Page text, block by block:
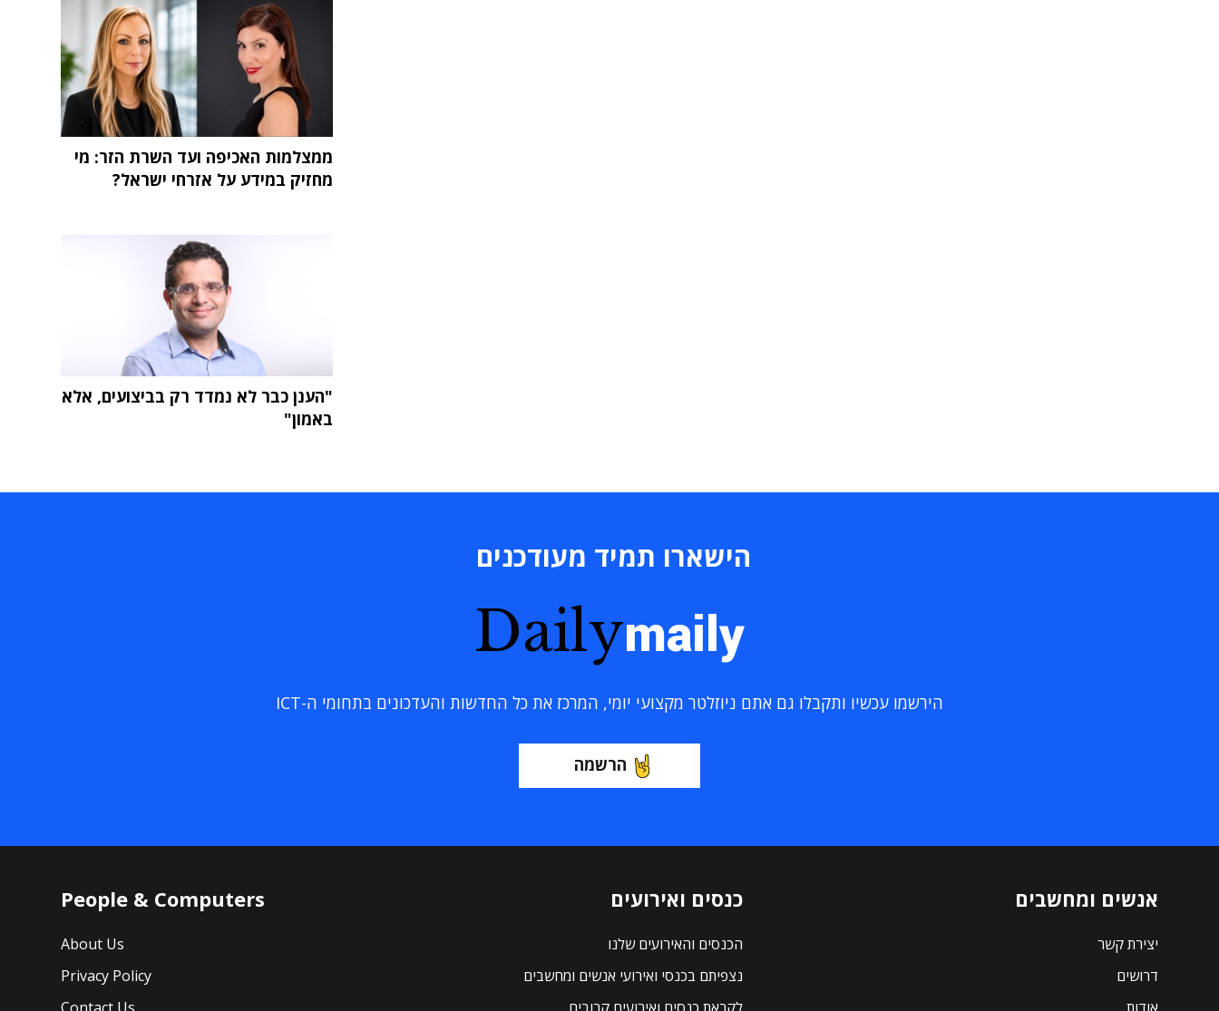
ממצלמות האכיפה ועד השרת הזר: מי
מחזיק במידע על אזרחי ישראל?
"הענן כבר לא נמדד רק בביצועים, אלא
באמון"
הישארו תמיד מעודכנים
Dailymaily
הירשמו עכשיו ותקבלו גם אתם ניוזלטר מקצועי יומי, המרכז את כל החדשות והעדכונים בתחומי ה-ICT
הרשמה
אנשים ומחשבים
יצירת קשר
דרושים
כנסים ואירועים
הכנסים והאירועים שלנו
נצפיתם בכנסי ואירועי אנשים ומחשבים
People & Computers
About Us
Privacy Policy